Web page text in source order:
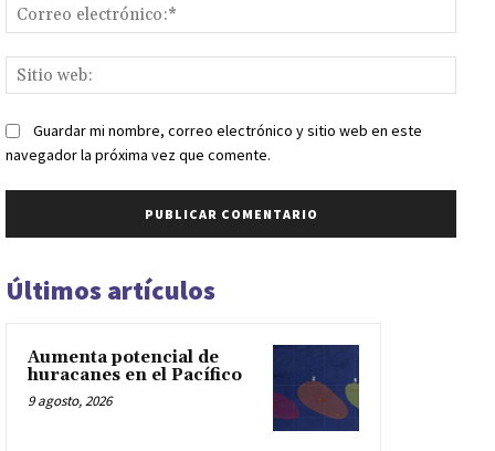
web:
Guardar mi nombre, correo electrónico y sitio web en este
navegador la próxima vez que comente.
Últimos artículos
Aumenta potencial de
huracanes en el Pacífico
9 agosto, 2026